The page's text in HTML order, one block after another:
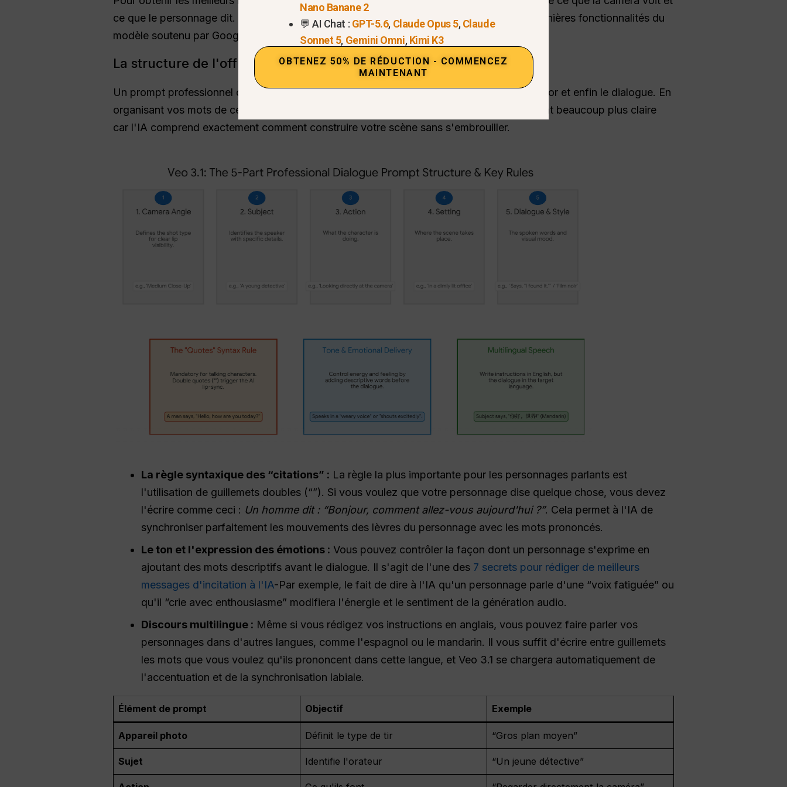
ce que le personnage dit.
Qu'est-ce que Veo 3.1 ?Ce guide vous aidera à maîtriser les dernières fonctionnalités du
modèle soutenu par Google.
La structure de l'offre en 5 parties
Un prompt professionnel doit toujours inclure l'angle de la caméra, le sujet, l'action, le décor et enfin le dialogue. En
organisant vos mots de cette manière,
devient beaucoup plus claire
car l'IA comprend exactement comment construire votre scène sans s'embrouiller.
La règle syntaxique des “citations” : La règle la plus importante pour les personnages parlants est
l'utilisation de guillemets doubles (“”). Si vous voulez que votre personnage dise quelque chose, vous devez
l'écrire comme ceci : Un homme dit : “Bonjour, comment allez-vous aujourd'hui ?”. Cela permet à l'IA de
synchroniser parfaitement les mouvements des lèvres du personnage avec les mots prononcés.
Le ton et l'expression des émotions : Vous pouvez contrôler la façon dont un personnage s'exprime en
ajoutant des mots descriptifs avant le dialogue. Il s'agit de l'une des 7 secrets pour rédiger de meilleurs
messages d'incitation à l'IA-Par exemple, le fait de dire à l'IA qu'un personnage parle d'une “voix fatiguée” ou
qu'il “crie avec enthousiasme” modifiera l'énergie et le sentiment de la génération audio.
Discours multilingue : Même si vous rédigez vos instructions en anglais, vous pouvez faire parler vos
personnages dans d'autres langues, comme l'espagnol ou le mandarin. Il vous suffit d'écrire entre guillemets
les mots que vous voulez qu'ils prononcent dans cette langue, et Veo 3.1 se chargera automatiquement de
l'accentuation et de la synchronisation labiale.
Élément de prompt Objectif Exemple
Appareil photo Définit le type de tir “Gros plan moyen”
Sujet Identifie l'orateur “Un jeune détective”
Nano Banane 2
💬 AI Chat : GPT-5.6, Claude Opus 5,Claude
Sonnet 5, Gemini Omni,Kimi K3
OBTENEZ 50% DE RÉDUCTION - COMMENCEZ
MAINTENANT